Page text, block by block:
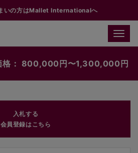
いの方はMallet Internationalへ
Toggle
格： 800,000円〜1,300,000円
入札する
会員登録はこちら